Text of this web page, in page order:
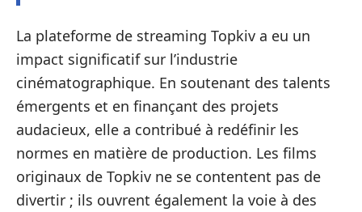
La plateforme de streaming Topkiv a eu un
impact significatif sur l’industrie
cinématographique. En soutenant des talents
émergents et en finançant des projets
audacieux, elle a contribué à redéfinir les
normes en matière de production. Les films
originaux de Topkiv ne se contentent pas de
divertir ; ils ouvrent également la voie à des